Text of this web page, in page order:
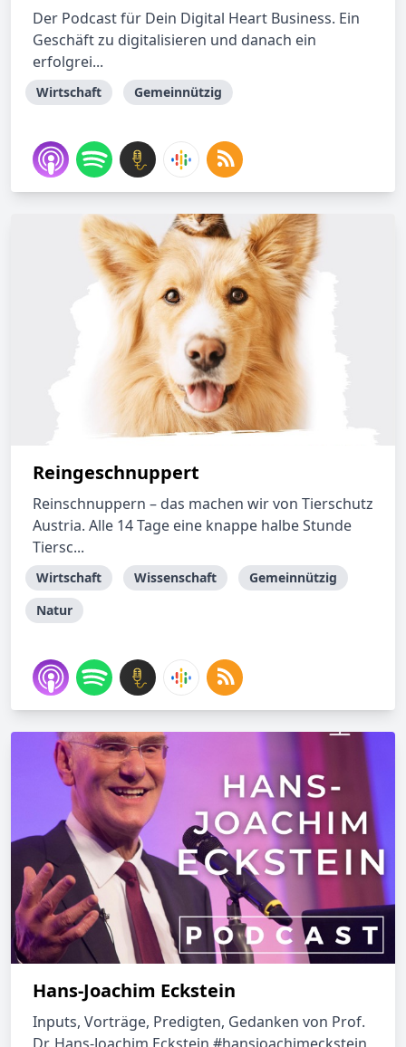
Der Podcast für Dein Digital Heart Business. Ein
Geschäft zu digitalisieren und danach ein
erfolgrei...
Wirtschaft Gemeinnützig
Reingeschnuppert
Reinschnuppern – das machen wir von Tierschutz
Austria. Alle 14 Tage eine knappe halbe Stunde
Tiersc...
Wirtschaft Wissenschaft
Gemeinnützig
Natur
Hans-Joachim Eckstein
Inputs, Vorträge, Predigten, Gedanken von Prof.